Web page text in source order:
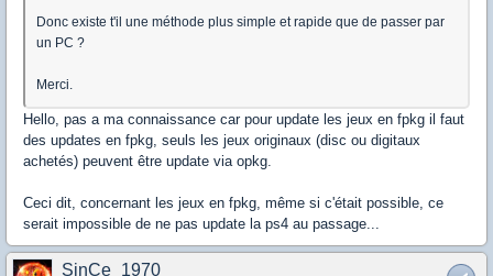
Donc existe t'il une méthode plus simple et rapide que de passer par
un PC ?
Merci.
Hello, pas a ma connaissance car pour update les jeux en fpkg il faut
des updates en fpkg, seuls les jeux originaux (disc ou digitaux
achetés) peuvent être update via opkg.
Ceci dit, concernant les jeux en fpkg, même si c'était possible, ce
serait impossible de ne pas update la ps4 au passage...
SinCe_1970